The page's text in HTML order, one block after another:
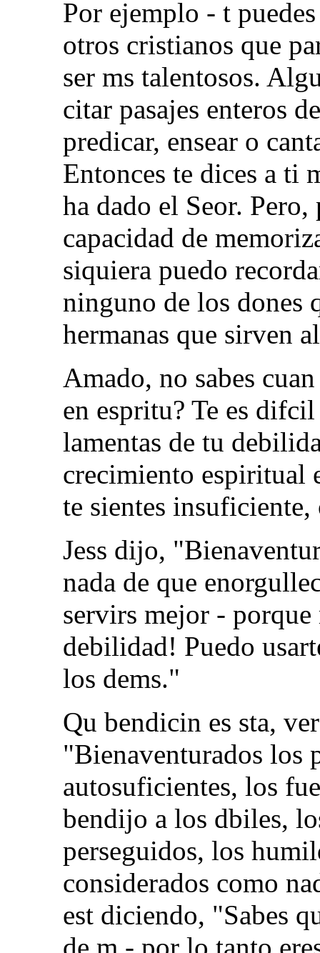
Por ejemplo - t
otros cristianos que
ser ms talentosos.
citar pasajes enteros
predicar, ensear o
Entonces te dices a ti
ha dado el Seor.
capacidad de
siquiera puedo
ninguno de los dones
hermanas que sirven
Amado, no sabes
en espritu? Te es
lamentas de tu
crecimiento espiritual
te sientes insuficiente,
Jess dijo,
nada de que
servirs mejor - porque
debilidad! Puedo
los dems."
Qu bendicin es sta,
"Bienaventurados los
autosuficientes, los
bendijo a los dbiles,
perseguidos, los
considerados como
est diciendo, "Sabes